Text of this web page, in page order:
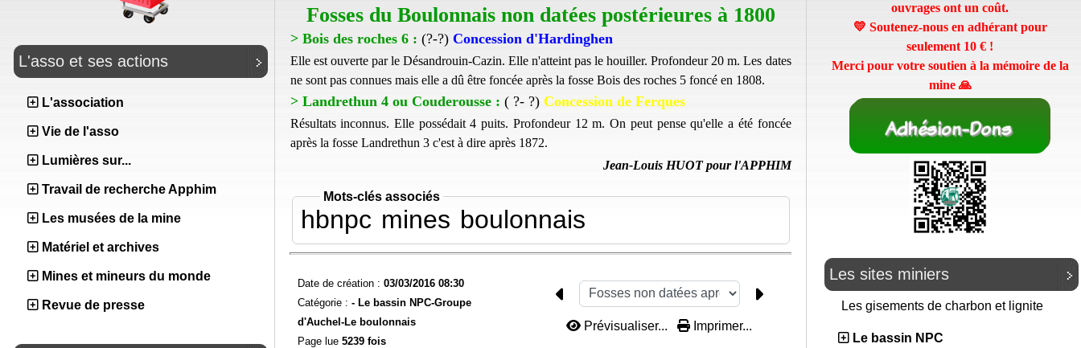
L'asso et ses actions
L'association
Vie de l'asso
Lumières sur...
Travail de recherche Apphim
Les musées de la mine
Matériel et archives
Mines et mineurs du monde
Revue de presse
Fosses du Boulonnais non datées postérieures à 1800
> Bois des roches 6 : (?-?) Concession d'Hardinghen
Elle est ouverte par le Désandrouin-Cazin. Elle n'atteint pas le houiller. Profondeur 20 m. Les dates
ne sont pas connues mais elle a dû être foncée après la fosse Bois des roches 5 foncé en 1808.
> Landrethun 4 ou Couderousse : ( ?- ?) Concession de Ferques
Résultats inconnus. Elle possédait 4 puits. Profondeur 12 m. On peut pense qu'elle a été foncée
après la fosse Landrethun 3 c'est à dire après 1872.
Jean-Louis HUOT pour l'APPHIM
Mots-clés associés
hbnpc mines boulonnais
Date de création : 03/03/2016 08:30
Catégorie : - Le bassin NPC-Groupe
d'Auchel-Le boulonnais
Page lue 5239 fois
Prévisualiser... Imprimer...
ouvrages ont un coût.
💛 Soutenez-nous en adhérant pour
seulement 10 € !
Merci pour votre soutien à la mémoire de la
mine 🙏
Les sites miniers
Les gisements de charbon et lignite
Le bassin NPC